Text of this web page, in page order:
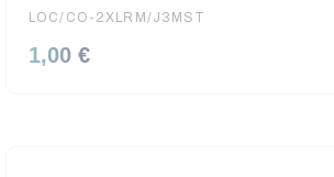
LOC/CO-2XLRM/J3MST
1,00 €